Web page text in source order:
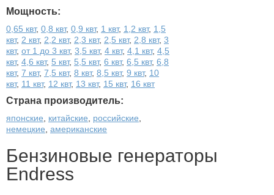
Мощность:
0,65 квт, 0,8 квт, 0,9 квт, 1 квт, 1,2 квт, 1,5
квт, 2 квт, 2,2 квт, 2,3 квт, 2,5 квт, 2,8 квт, 3
квт, от 1 до 3 квт, 3,5 квт, 4 квт, 4,1 квт, 4,5
квт, 4,6 квт, 5 квт, 5,5 квт, 6 квт, 6,5 квт, 6,8
квт, 7 квт, 7,5 квт, 8 квт, 8,5 квт, 9 квт, 10
квт, 11 квт, 12 квт, 13 квт, 15 квт, 16 квт
Страна производитель:
японские китайские российские
немецкие американские
Бензиновые генераторы
Endress